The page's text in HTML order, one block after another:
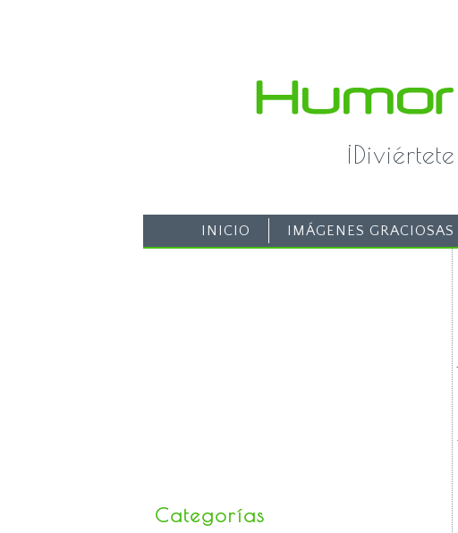
INICIO IMÁGENES GRACIOSAS
Categorías